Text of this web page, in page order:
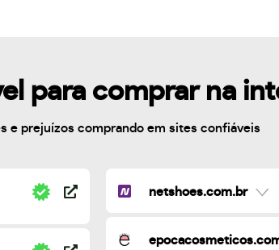
para comprar na
e prejuízos comprando em sites confiáveis
netshoes.com.br